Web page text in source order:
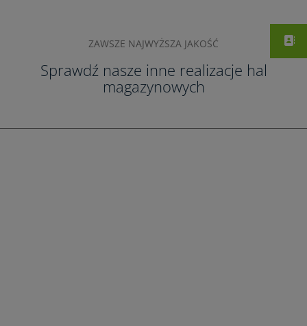
ZAWSZE NAJWYŻSZA JAKOŚĆ
Sprawdź nasze inne realizacje hal
magazynowych